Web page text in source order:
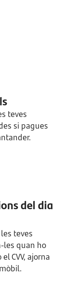
teves
si pagues
del dia
teves
les quan ho
CVV, ajorna